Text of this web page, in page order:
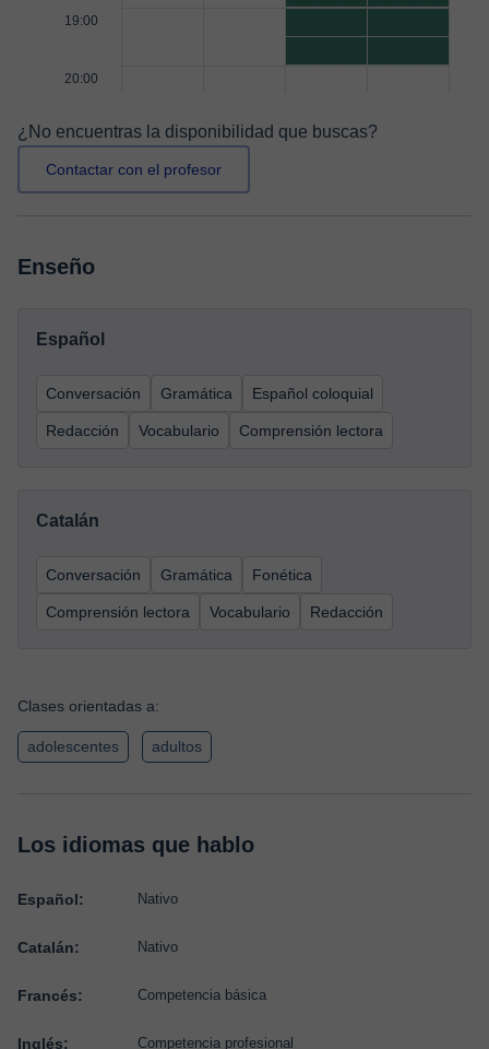
19:00
20:00
¿No encuentras la disponibilidad que buscas?
Contactar con el profesor
Enseño
Español
Conversación Gramática Español coloquial
Redacción Vocabulario Comprensión lectora
Catalán
Conversación Gramática Fonética
Comprensión lectora Vocabulario Redacción
Clases orientadas a:
adolescentes adultos
Los idiomas que hablo
Español: Nativo
Catalán: Nativo
Francés: Competencia básica
Inglés: Competencia profesional